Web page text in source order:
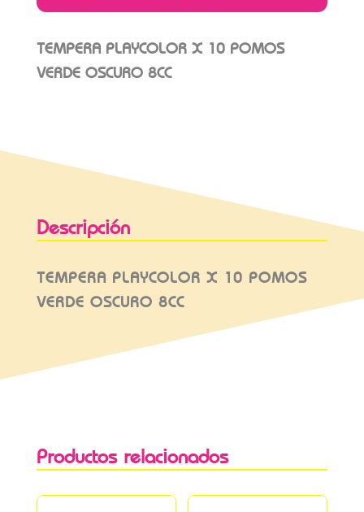
TEMPERA PLAYCOLOR X 10 POMOS
VERDE OSCURO 8CC
Descripción
TEMPERA PLAYCOLOR X 10 POMOS
VERDE OSCURO 8CC
Productos relacionados